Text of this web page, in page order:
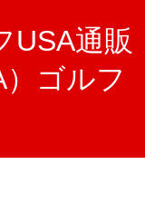
USA通販
）ゴルフ